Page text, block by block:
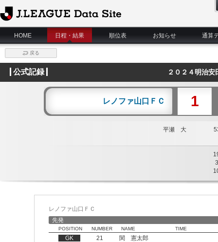
J.League Data Site
HOME
日程・結果 順位表 お知らせ 通算
戻る
公式記録 ２０２４明治
レノファ山口ＦＣ 1
平瀬 大
3
レノファ山口ＦＣ
先発
POSITION NUMBER NAME TIME
GK 21
関 憲太郎